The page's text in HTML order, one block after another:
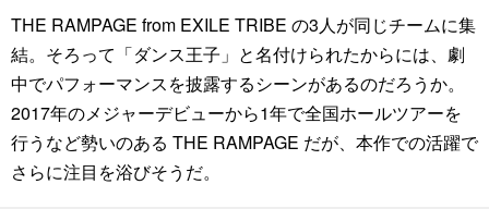
THE RAMPAGE from EXILE TRIBE の3人が同じチームに集
結。そろって「ダンス王子」と名付けられたからには、劇
中でパフォーマンスを披露するシーンがあるのだろうか。
2017年のメジャーデビューから1年で全国ホールツアーを
行うなど勢いのある THE RAMPAGE だが、本作での活躍で
さらに注目を浴びそうだ。